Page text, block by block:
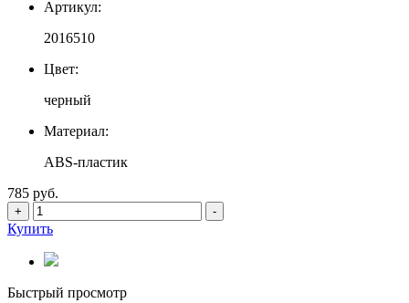
Артикул:
2016510
Цвет:
черный
Материал:
ABS-пластик
785 руб.
+ -
Купить
Быстрый просмотр